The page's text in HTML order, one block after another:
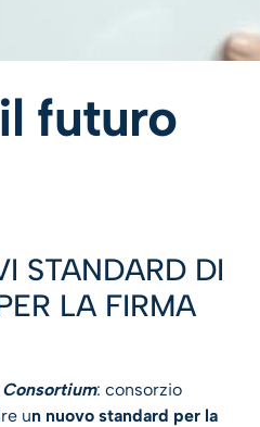
futuro
STANDARD DI
LA FIRMA
: consorzio
un nuovo standard per la